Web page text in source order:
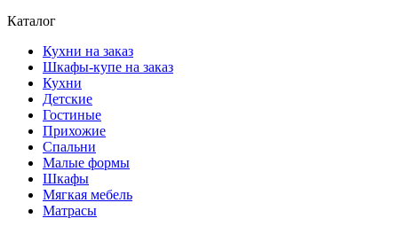
Каталог
Кухни на заказ
Шкафы-купе на заказ
Кухни
Детские
Гостиные
Прихожие
Спальни
Малые формы
Шкафы
Мягкая мебель
Матрасы